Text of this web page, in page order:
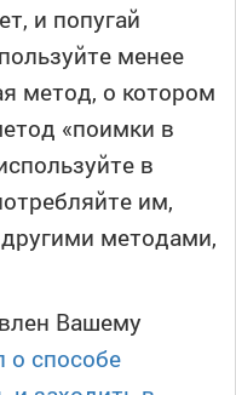
и попугай
менее
метод, о котором
«поимки в
в
им,
методами,
Вашему
о способе